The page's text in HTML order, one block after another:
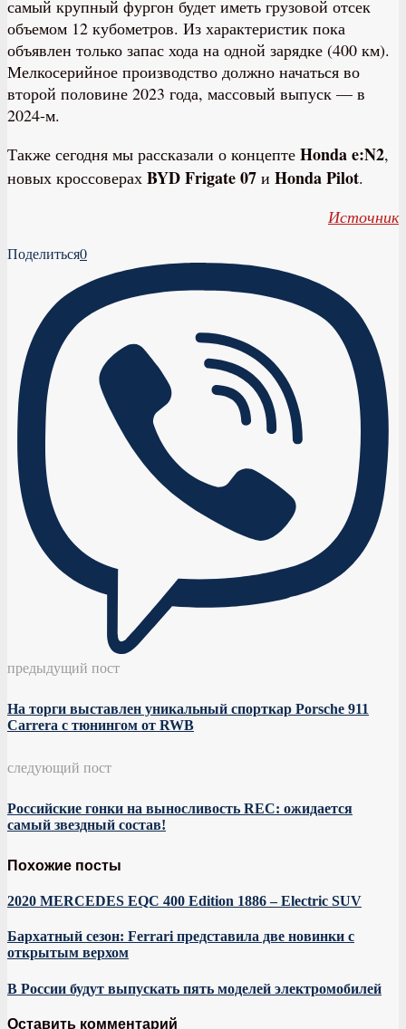
самый крупный фургон будет иметь грузовой отсек
объемом 12 кубометров. Из характеристик пока
объявлен только запас хода на одной зарядке (400 км).
Мелкосерийное производство должно начаться во
второй половине 2023 года, массовый выпуск — в
2024-м.
Также сегодня мы рассказали о концепте Honda e:N2,
новых кроссоверах BYD Frigate 07 и Honda Pilot.
Источник
Поделиться0
предыдущий пост
На торги выставлен уникальный спорткар Porsche 911
Carrera с тюнингом от RWB
следующий пост
Российские гонки на выносливость REC: ожидается
самый звездный состав!
Похожие посты
2020 MERCEDES EQC 400 Edition 1886 – Electric SUV
Бархатный сезон: Ferrari представила две новинки с
открытым верхом
В России будут выпускать пять моделей электромобилей
Оставить комментарий